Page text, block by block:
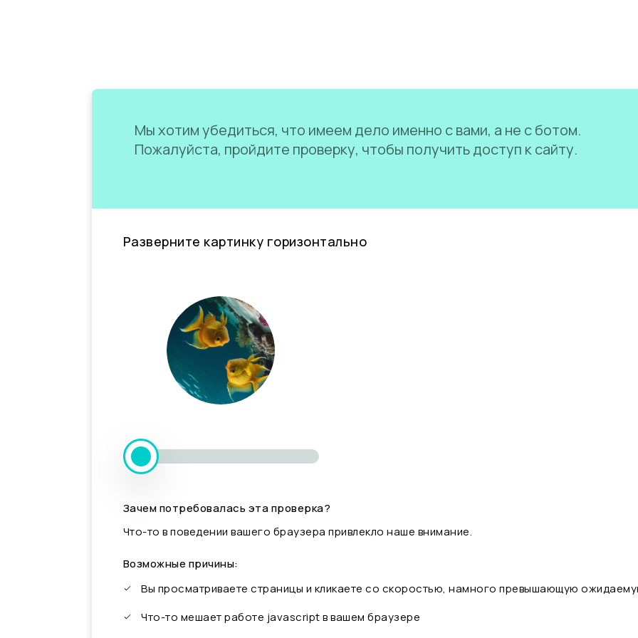
Мы хотим убедиться, что имеем дело именно с вами, а не с ботом.
Пожалуйста, пройдите проверку, чтобы получить доступ к сайту.
Разверните картинку горизонтально
Зачем потребовалась эта проверка?
Что-то в поведении вашего браузера привлекло наше внимание.
Возможные причины:
Вы просматриваете страницы и кликаете со скоростью, намного превышающую
Что-то мешает работе javascript в вашем браузере